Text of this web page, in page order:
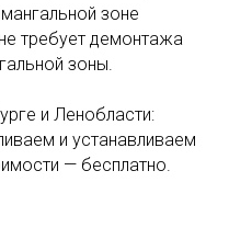
зоне
требует демонтажа
зоны.
и Ленобласти:
и устанавливаем
— бесплатно.